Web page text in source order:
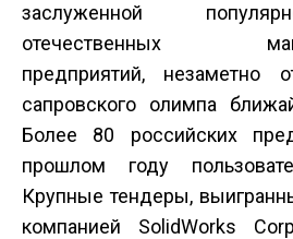
заслуженной
отечественных
предприятий, незаметно
сапровского олимпа
Более 80 российских
прошлом году
Крупные тендеры,
компанией SolidWorks